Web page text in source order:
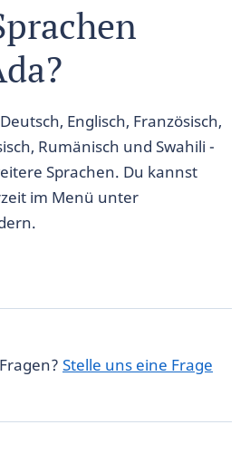
Englisch, Französisch,
Rumänisch und Swahili -
Sprachen. Du kannst
im Menü unter
Stelle uns eine Frage